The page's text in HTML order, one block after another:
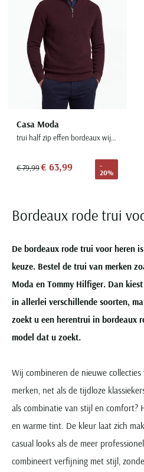
Casa Moda
trui half zip effen bordeaux wijde fit
€ 79,99€ 63,99
-
20%
Bordeaux rode trui
De bordeaux rode trui voor heren
keuze. Bestel de trui van merken
Moda en Tommy Hilfiger. Dan
in allerlei verschillende soorten,
zoekt u een herentrui in bordeaux
model dat u zoekt.
Wij combineren de nieuwe
merken, net als de tijdloze
als combinatie van stijl en comfort?
en warme tint. De kleur laat zich
casual looks als de meer
combineert verfijning met stijl,